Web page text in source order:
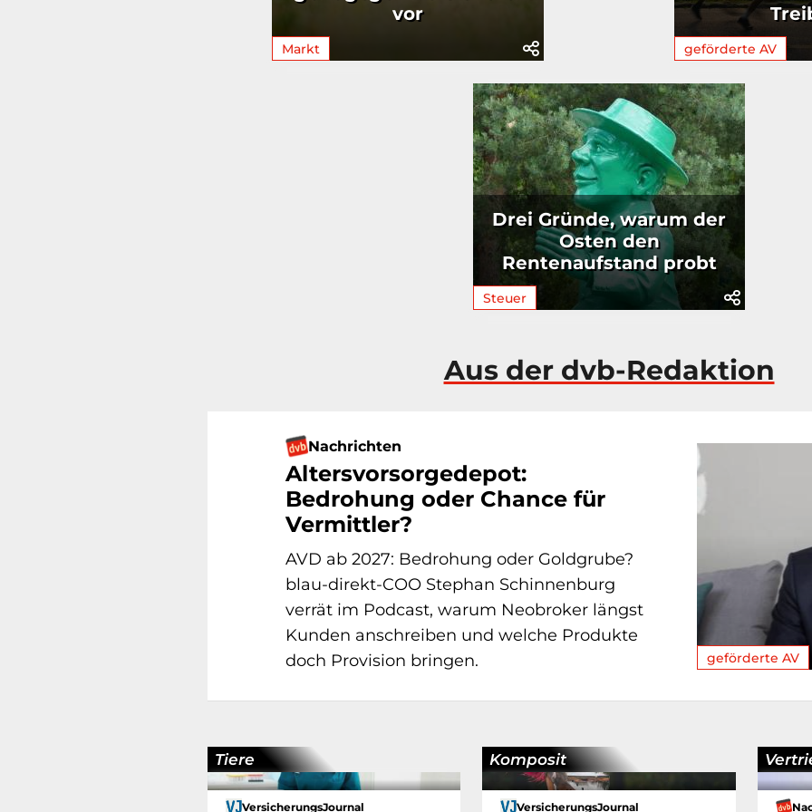
vor
Markt geförderte AV
Drei Gründe, warum der
Osten den
Rentenaufstand probt
Steuer
Aus der dvb-Redaktion
geförderte AV
Nachrichten
Altersvorsorgedepot:
Bedrohung oder Chance für
Vermittler?
AVD ab 2027: Bedrohung oder Goldgrube?
blau-direkt-COO Stephan Schinnenburg
verrät im Podcast, warum Neobroker längst
Kunden anschreiben und welche Produkte
doch Provision bringen.
Tiere
VersicherungsJournal
Komposit
VersicherungsJournal